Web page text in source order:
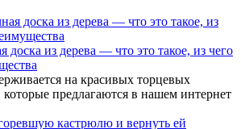
доска из дерева — что это такое, из чего
на красивых торцевых
которые предлагаются в нашем интернет